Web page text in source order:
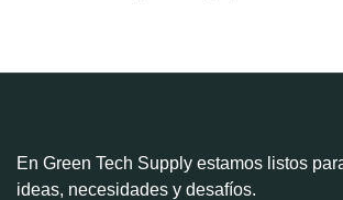
En Green Tech Supply estamos listos
ideas, necesidades y desafíos.